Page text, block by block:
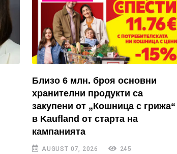
Близо 6 млн. броя основни
хранителни продукти са
закупени от „Кошница с грижа“
в Kaufland от старта на
кампанията
AUGUST 07, 2026 245